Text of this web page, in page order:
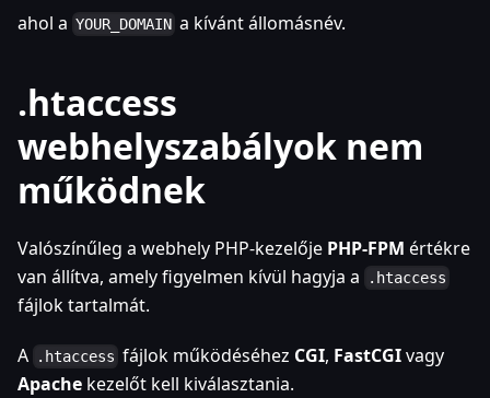
ahol a YOUR_DOMAIN a kívánt állomásnév.
.htaccess
webhelyszabályok nem
működnek
Valószínűleg a webhely PHP-kezelője PHP-FPM értékre
van állítva, amely figyelmen kívül hagyja a
.htaccess
fájlok tartalmát.
A .htaccess fájlok működéséhez CGI, FastCGIvagy
Apache kezelőt kell kiválasztania.